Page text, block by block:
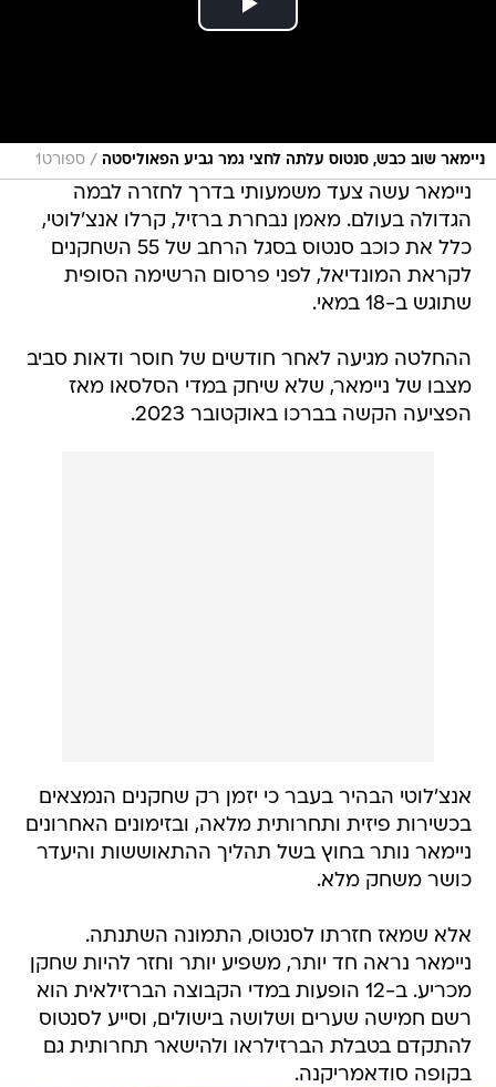
ניימאר שוב כבש, סנטוס עלתה לחצי גמר גביע הפאוליסטה / ספורט1
ניימאר עשה צעד משמעותי בדרך לחזרה לבמה
הגדולה בעולם. מאמן נבחרת ברזיל, קרלו אנצ'לוטי,
כלל את כוכב סנטוס בסגל הרחב של 55 השחקנים
לקראת המונדיאל, לפני פרסום הרשימה הסופית
שתוגש ב-18 במאי.
ההחלטה מגיעה לאחר חודשים של חוסר ודאות סביב
מצבו של ניימאר, שלא שיחק במדי הסלסאו מאז
הפציעה הקשה בברכו באוקטובר 2023.
אנצ'לוטי הבהיר בעבר כי יזמן רק שחקנים הנמצאים
בכשירות פיזית ותחרותית מלאה, ובזימונים האחרונים
ניימאר נותר בחוץ בשל תהליך ההתאוששות והיעדר
כושר משחק מלא.
אלא שמאז חזרתו לסנטוס, התמונה השתנתה.
ניימאר נראה חד יותר, משפיע יותר וחזר להיות שחקן
מכריע. ב-12 הופעות במדי הקבוצה הברזילאית הוא
רשם חמישה שערים ושלושה בישולים, וסייע לסנטוס
להתקדם בטבלת הברזילראו ולהישאר תחרותית גם
בקופה סודאמריקנה.